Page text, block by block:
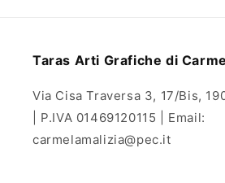
Taras Arti Grafiche di
Via Cisa Traversa 3, 17/Bis,
| P.IVA 01469120115 | Email:
carmelamalizia@pec.it